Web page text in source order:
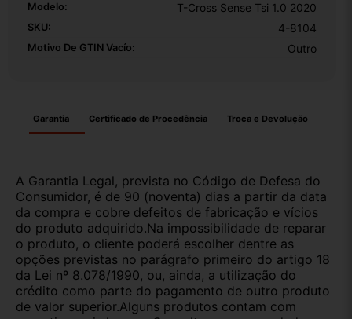
Modelo: T-Cross Sense Tsi 1.0 2020
SKU: 4-8104
Motivo De GTIN Vacío: Outro
Garantia Certificado de Procedência Troca e Devolução
A Garantia Legal, prevista no Código de Defesa do
Consumidor, é de 90 (noventa) dias a partir da data
da compra e cobre defeitos de fabricação e vícios
do produto adquirido.Na impossibilidade de reparar
o produto, o cliente poderá escolher dentre as
opções previstas no parágrafo primeiro do artigo 18
da Lei nº 8.078/1990, ou, ainda, a utilização do
crédito como parte do pagamento de outro produto
de valor superior.Alguns produtos contam com